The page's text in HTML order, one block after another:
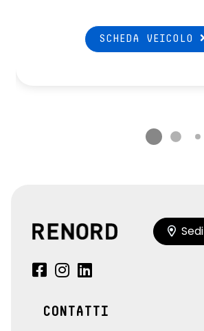
SCHEDA VEICOLO
Sedi
CONTATTI